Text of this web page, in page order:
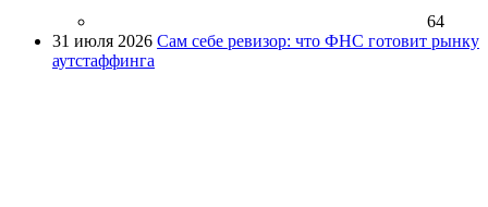
64
31 июля 2026 Сам себе ревизор: что ФНС готовит рынку
аутстаффинга